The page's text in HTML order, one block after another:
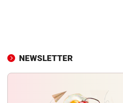
NEWSLETTER